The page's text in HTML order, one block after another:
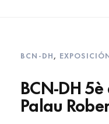
BCN-DH,
BCN-DH
Palau